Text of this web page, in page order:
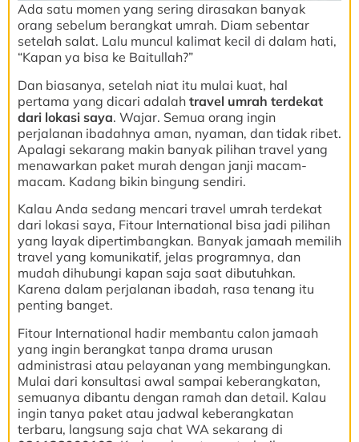
Ada satu momen yang sering dirasakan banyak
orang sebelum berangkat umrah. Diam sebentar
setelah salat. Lalu muncul kalimat kecil di dalam hati,
“Kapan ya bisa ke Baitullah?”
Dan biasanya, setelah niat itu mulai kuat, hal
pertama yang dicari adalah travel umrah terdekat
dari lokasi saya. Wajar. Semua orang ingin
perjalanan ibadahnya aman, nyaman, dan tidak ribet.
Apalagi sekarang makin banyak pilihan travel yang
menawarkan paket murah dengan janji macam-
macam. Kadang bikin bingung sendiri.
Kalau Anda sedang mencari travel umrah terdekat
dari lokasi saya, Fitour International bisa jadi pilihan
yang layak dipertimbangkan. Banyak jamaah memilih
travel yang komunikatif, jelas programnya, dan
mudah dihubungi kapan saja saat dibutuhkan.
Karena dalam perjalanan ibadah, rasa tenang itu
penting banget.
Fitour International hadir membantu calon jamaah
yang ingin berangkat tanpa drama urusan
administrasi atau pelayanan yang membingungkan.
Mulai dari konsultasi awal sampai keberangkatan,
semuanya dibantu dengan ramah dan detail. Kalau
ingin tanya paket atau jadwal keberangkatan
terbaru, langsung saja chat WA sekarang di